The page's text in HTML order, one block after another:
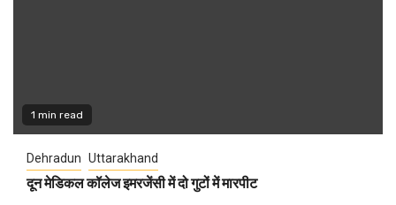
1 min read
Dehradun Uttarakhand
दून मेडिकल कॉलेज इमरजेंसी में दो गुटों में मारपीट